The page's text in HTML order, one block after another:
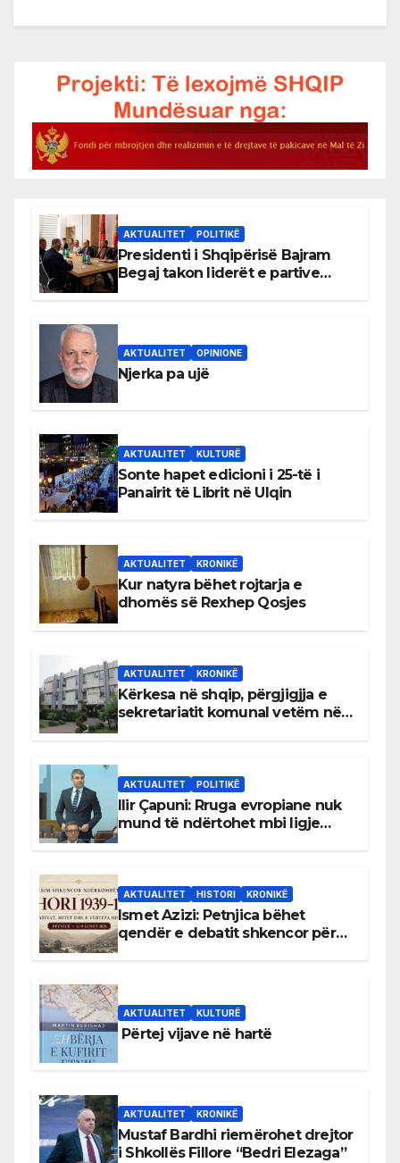
AKTUALITET POLITIKË
Presidenti i Shqipërisë Bajram
Begaj takon liderët e partive
AKTUALITET OPINIONE
Njerka pa ujë
AKTUALITET KULTURË
Sonte hapet edicioni i 25-të i
Panairit të Librit në Ulqin
AKTUALITET KRONIKË
Kur natyra bëhet rojtarja e
dhomës së Rexhep Qosjes
AKTUALITET KRONIKË
Kërkesa në shqip, përgjigjja e
sekretariatit komunal vetëm në
AKTUALITET POLITIKË
Ilir Çapuni: Rruga evropiane nuk
mund të ndërtohet mbi ligje
AKTUALITET HISTORI KRONIKË
Ismet Azizi: Petnjica bëhet
qendër e debatit shkencor për
AKTUALITET KULTURË
Përtej vijave në hartë
AKTUALITET KRONIKË
Mustaf Bardhi riemërohet drejtor
i Shkollës Fillore “Bedri Elezaga”